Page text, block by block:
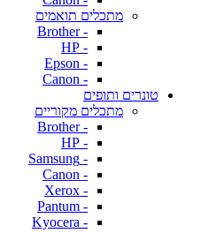
מתכלים תואמים
- Brother
- HP
- Epson
- Canon
טונרים ותופים
מתכלים מקוריים
- Brother
- HP
- Samsung
- Canon
- Xerox
- Pantum
- Kyocera